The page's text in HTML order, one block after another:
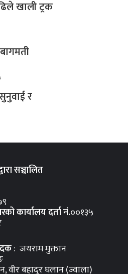
खाली ट्रक
र
सञ्चालित
कार्यालय दर्ता नंं.००१३५
: जयराम मुक्तान
वीर बहादुर घलान (ज्वाला)